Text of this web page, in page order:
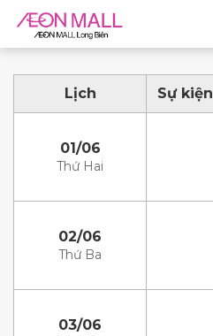
Lịch Sự kiện
01/06
Thứ Hai
02/06
Thứ Ba
03/06